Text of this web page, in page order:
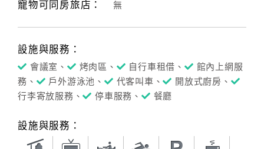
寵物可同房旅店： 無
設施與服務：
會議室、 烤肉區、 自行車租借、
館內上網服
務、
戶外游泳池、 代客叫車、
開放式廚房、
行李寄放服務、
停車服務、 餐廳
設施與服務：